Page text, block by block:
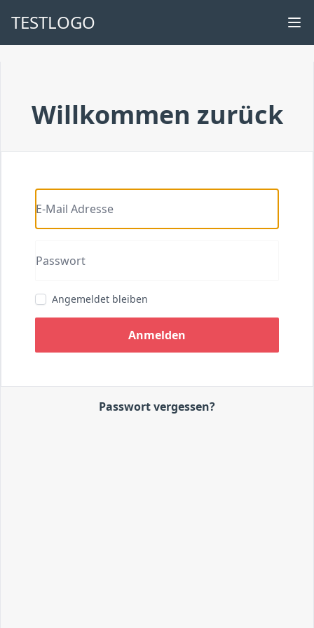
TESTLOGO
Willkommen zurück
Angemeldet bleiben
Anmelden
Passwort vergessen?